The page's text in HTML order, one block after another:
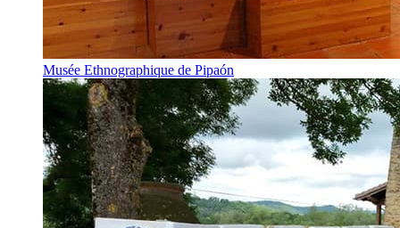
Musée Ethnographique de Pipaón